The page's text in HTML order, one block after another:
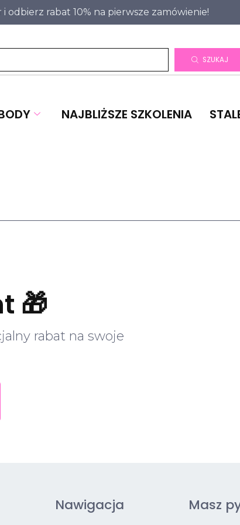
odbierz rabat 10% na pierwsze zamówienie!
SZUKAJ
NAJBLIŻSZE SZKOLENIA
🎁
rabat na swoje
Nawigacja Masz